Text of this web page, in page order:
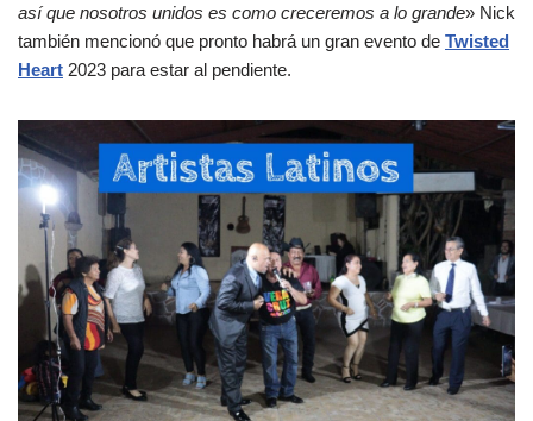
así que nosotros unidos es como creceremos a lo grande» Nick
también mencionó que pronto habrá un gran evento de Twisted
Heart 2023 para estar al pendiente.